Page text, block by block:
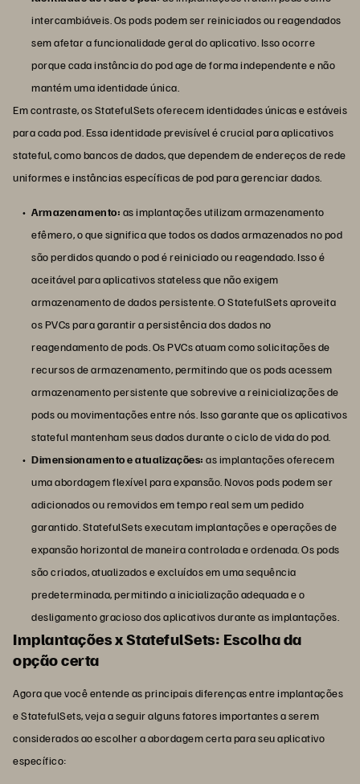
intercambiáveis. Os pods podem ser reiniciados ou reagendados
sem afetar a funcionalidade geral do aplicativo. Isso ocorre
porque cada instância do pod age de forma independente e não
mantém uma identidade única.
Em contraste, os StatefulSets oferecem identidades únicas e estáveis
para cada pod. Essa identidade previsível é crucial para aplicativos
stateful, como bancos de dados, que dependem de endereços de rede
uniformes e instâncias específicas de pod para gerenciar dados.
Armazenamento: as implantações utilizam armazenamento
efêmero, o que significa que todos os dados armazenados no pod
são perdidos quando o pod é reiniciado ou reagendado. Isso é
aceitável para aplicativos stateless que não exigem
armazenamento de dados persistente. O StatefulSets aproveita
os PVCs para garantir a persistência dos dados no
reagendamento de pods. Os PVCs atuam como solicitações de
recursos de armazenamento, permitindo que os pods acessem
armazenamento persistente que sobrevive a reinicializações de
pods ou movimentações entre nós. Isso garante que os aplicativos
stateful mantenham seus dados durante o ciclo de vida do pod.
Dimensionamento e atualizações: as implantações oferecem
uma abordagem flexível para expansão. Novos pods podem ser
adicionados ou removidos em tempo real sem um pedido
garantido. StatefulSets executam implantações e operações de
expansão horizontal de maneira controlada e ordenada. Os pods
são criados, atualizados e excluídos em uma sequência
predeterminada, permitindo a inicialização adequada e o
desligamento gracioso dos aplicativos durante as implantações.
Implantações x StatefulSets: Escolha da
opção certa
Agora que você entende as principais diferenças entre implantações
e StatefulSets, veja a seguir alguns fatores importantes a serem
considerados ao escolher a abordagem certa para seu aplicativo
específico: